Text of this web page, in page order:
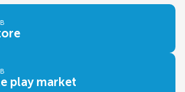
play market